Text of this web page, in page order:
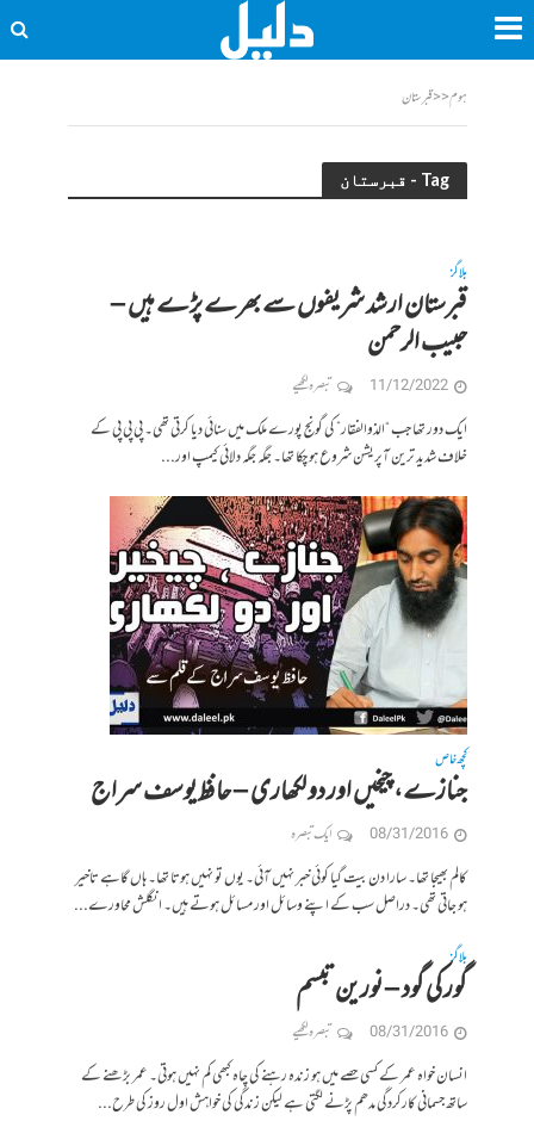
ہوم<<قبرستان
Tag - قبرستان
بلاگز
قبرستان ارشد شریفوں سے بھرے پڑے ہیں –
حبیب الرحمن
11/12/2022 تبصرہ لکھیے
ایک دور تھا جب “الذوالفقار” کی گونج پورے ملک میں سنائی دیا کرتی تھی۔ پی پی پی کے
خلاف شدید ترین آپریشن شروع ہو چکا تھا۔ جگہ جگہ دلائی کیمپ اور...
کچھ خاص
جنازے، چیخیں اور دو لکھاری – حافظ یوسف سراج
08/31/2016 ایک تبصرہ
کالم بھیجا تھا۔ سارا دن بیت گیا کوئی خبر نہیں آئی۔ یوں تو نہیں ہوتا تھا۔ ہاں گاہے تاخیر
ہو جاتی تھی۔ دراصل سب کے اپنے وسائل اور مسائل ہوتے ہیں۔ انگلش محاورے...
بلاگز
گور کی گود – نورین تبسم
08/31/2016 تبصرہ لکھیے
انسان خواہ عمر کے کسی حصے میں ہو زندہ رہنے کی چاہ کبھی کم نہیں ہوتی۔ عمر بڑھنے کے
ساتھ جسمانی کارکردگی مدھم پڑنے لگتی ہے لیکن زندگی کی خواہش اول روز کی طرح...